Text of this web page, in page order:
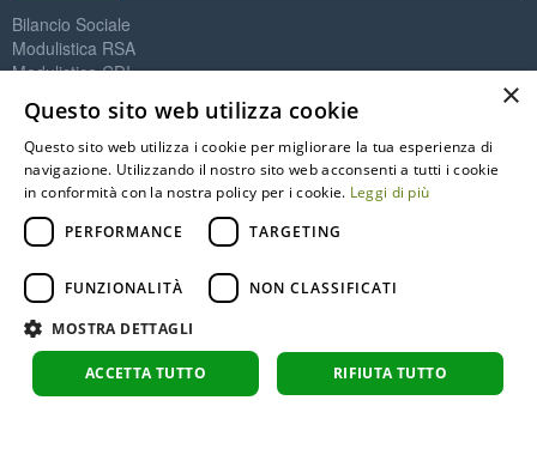
Bilancio Sociale
Modulistica RSA
Modulistica CDI
Amministrazione trasparente
CCNL applicato ai lavoratori
Contatti
IL MELO ONLUS
Società Cooperativa Sociale
P.IVA: 01564890125
C.F. 91002590122
info@melo.it
0331.776373
0331.775112
Via Magenta, 3 - 21013 Gallarate (VA)
×
Questo sito web utilizza cookie
Questo sito web utilizza i cookie per migliorare la tua esperienza di
navigazione. Utilizzando il nostro sito web acconsenti a tutti i cookie
in conformità con la nostra policy per i cookie. Leggi di più
PERFORMANCE
TARGETING
FUNZIONALITÀ NON CLASSIFICATI
MOSTRA DETTAGLI
ACCETTA TUTTO RIFIUTA TUTTO